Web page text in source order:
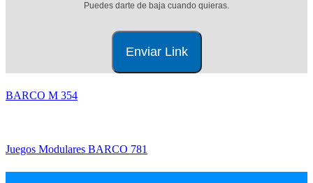
Puedes darte de baja cuando quieras.
BARCO M 354
Juegos Modulares BARCO 781